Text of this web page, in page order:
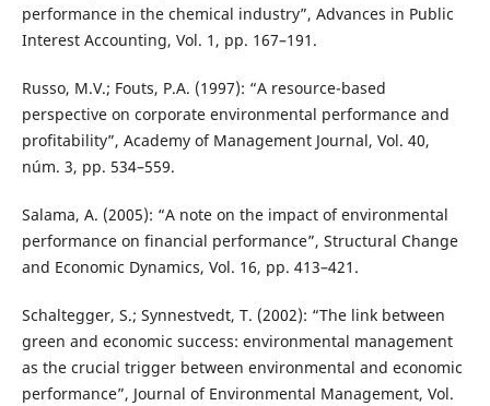
performance in the chemical industry”, Advances in Public
Interest Accounting, Vol. 1, pp. 167–191.
Russo, M.V.; Fouts, P.A. (1997): “A resource-based
perspective on corporate environmental performance and
profitability”, Academy of Management Journal, Vol. 40,
núm. 3, pp. 534–559.
Salama, A. (2005): “A note on the impact of environmental
performance on financial performance”, Structural Change
and Economic Dynamics, Vol. 16, pp. 413–421.
Schaltegger, S.; Synnestvedt, T. (2002): “The link between
green and economic success: environmental management
as the crucial trigger between environmental and economic
performance”, Journal of Environmental Management, Vol.